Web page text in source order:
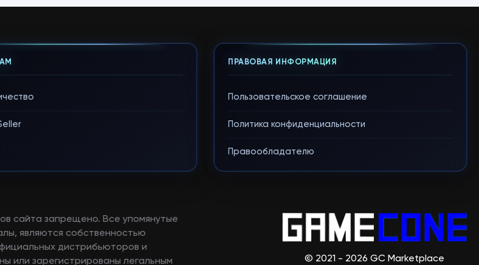
ПРАВОВАЯ ИНФОРМАЦИЯ
Пользовательское соглашение
Политика конфиденциальности
Правообладателю
сайта запрещено. Все упомянутые
являются собственностью
дистрибьюторов и
или зарегистрированы легальным
© 2021 - 2026 GC Marketplace